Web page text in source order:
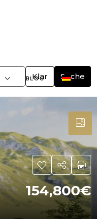
BLOG
Klar Suche
154,800€